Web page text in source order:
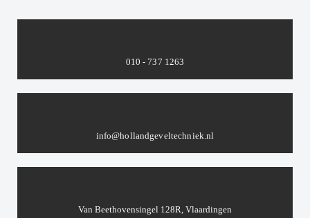
010 - 737 1263
info@hollandgeveltechniek.nl
Van Beethovensingel 128R, Vlaardingen